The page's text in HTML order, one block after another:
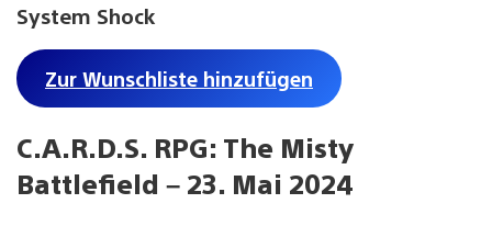
System Shock
Zur Wunschliste hinzufügen
C.A.R.D.S. RPG: The Misty
Battlefield – 23. Mai 2024